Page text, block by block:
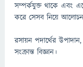
সম্পর্কযুক্ত থাকে এবং
করে সেসব নিয়ে
রসায়ন পদার্থের
সংক্রান্ত বিজ্ঞান।